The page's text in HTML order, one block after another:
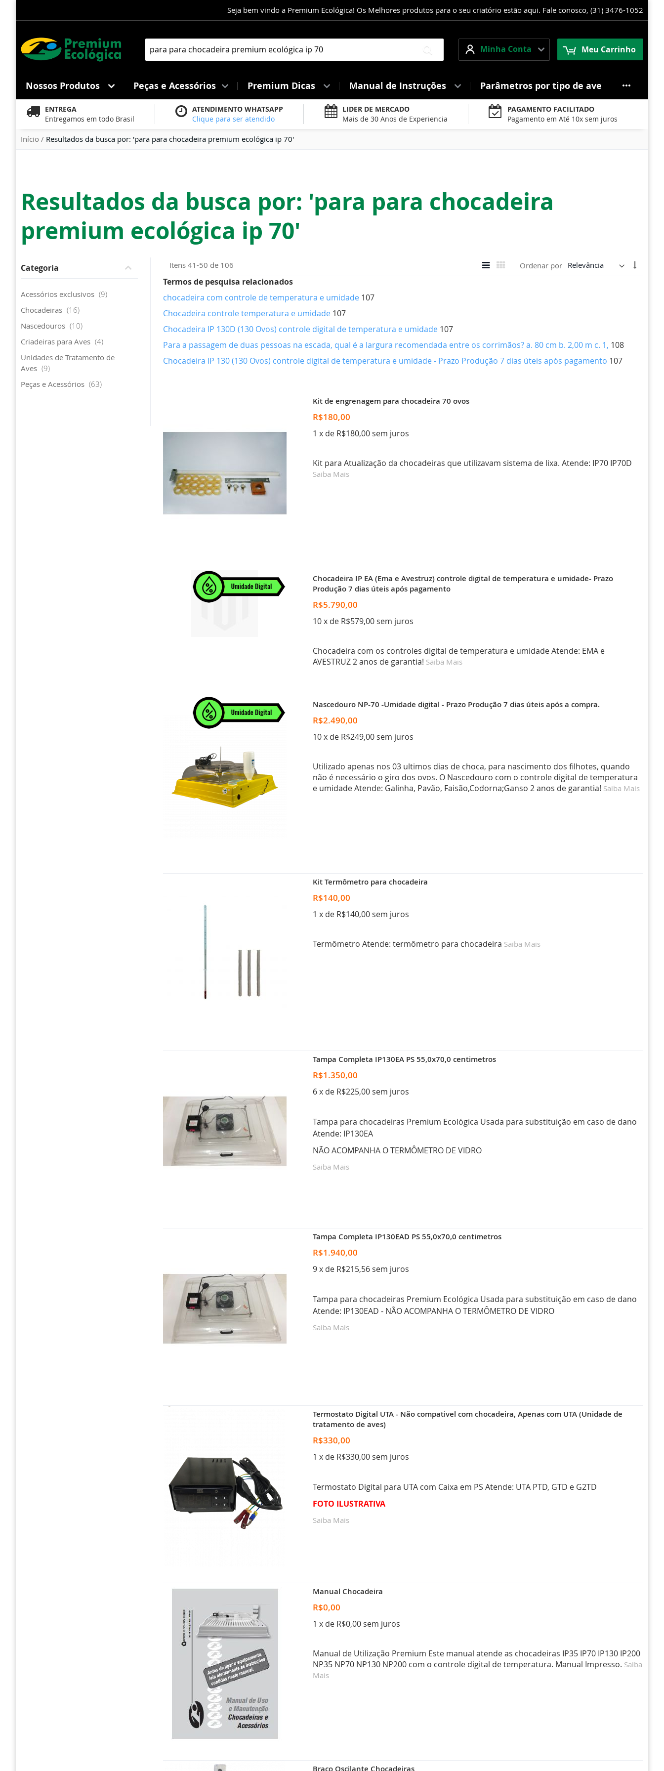
para
conteúdo
Seja bem vindo a Premium Ecológica! Os Melhores produtos para o seu criatório estão aqui. Fale conosco, (31) 3476-1052
Meu Carrinho
Minha
Conta
Minha Conta
Pesquisa
Pesquisa
Nossos Produtos Peças e Acessórios Premium Dicas Manual de Instruções Parâmetros por tipo de ave
ENTREGA
Entregamos em todo Brasil
ATENDIMENTO WHATSAPP
Clique para ser atendido
LIDER DE MERCADO
Mais de 30 Anos de Experiencia
PAGAMENTO FACILITADO
Pagamento em Até 10x sem juros
Início Resultados da busca por: 'para para chocadeira premium ecológica ip 70'
Resultados da busca por: 'para para chocadeira
premium ecológica ip 70'
Ver
ListaGrade
Itens 41-50 de 106 Ordenar por
Termos de pesquisa relacionados
chocadeira com controle de temperatura e umidade 107
Chocadeira controle temperatura e umidade 107
Chocadeira IP 130D (130 Ovos) controle digital de temperatura e umidade 107
Para a passagem de duas pessoas na escada, qual é a largura recomendada entre os corrimãos? a. 80 cm b. 2,00 m c. 1, 108
Chocadeira IP 130 (130 Ovos) controle digital de temperatura e umidade - Prazo Produção 7 dias úteis após pagamento 107
Kit de engrenagem para chocadeira 70 ovos
R$180,00
1 x de R$180,00 sem juros
Kit para Atualização da chocadeiras que utilizavam sistema de lixa. Atende: IP70 IP70D
Saiba Mais
Chocadeira IP EA (Ema e Avestruz) controle digital de temperatura e umidade- Prazo
Produção 7 dias úteis após pagamento
R$5.790,00
10 x de R$579,00 sem juros
Chocadeira com os controles digital de temperatura e umidade Atende: EMA e
AVESTRUZ 2 anos de garantia! Saiba Mais
Nascedouro NP-70 -Umidade digital - Prazo Produção 7 dias úteis após a compra.
R$2.490,00
10 x de R$249,00 sem juros
Utilizado apenas nos 03 ultimos dias de choca, para nascimento dos filhotes, quando
não é necessário o giro dos ovos. O Nascedouro com o controle digital de temperatura
e umidade Atende: Galinha, Pavão, Faisão,Codorna;Ganso 2 anos de garantia! Saiba Mais
Kit Termômetro para chocadeira
R$140,00
1 x de R$140,00 sem juros
Termômetro Atende: termômetro para chocadeira Saiba Mais
Tampa Completa IP130EA PS 55,0x70,0 centimetros
R$1.350,00
6 x de R$225,00 sem juros
Tampa para chocadeiras Premium Ecológica Usada para substituição em caso de dano
Atende: IP130EA
NÃO ACOMPANHA O TERMÔMETRO DE VIDRO
Saiba Mais
Tampa Completa IP130EAD PS 55,0x70,0 centimetros
R$1.940,00
9 x de R$215,56 sem juros
Tampa para chocadeiras Premium Ecológica Usada para substituição em caso de dano
Atende: IP130EAD - NÃO ACOMPANHA O TERMÔMETRO DE VIDRO
Saiba Mais
Termostato Digital UTA - Não compativel com chocadeira, Apenas com UTA (Unidade de
tratamento de aves)
R$330,00
1 x de R$330,00 sem juros
Termostato Digital para UTA com Caixa em PS Atende: UTA PTD, GTD e G2TD
FOTO ILUSTRATIVA
Saiba Mais
Manual Chocadeira
R$0,00
1 x de R$0,00 sem juros
Manual de Utilização Premium Este manual atende as chocadeiras IP35 IP70 IP130 IP200
NP35 NP70 NP130 NP200 com o controle digital de temperatura. Manual Impresso. Saiba
Mais
Braço Oscilante Chocadeiras
Categoria
Acessórios exclusivos 9artigo
Chocadeiras
16artigo
Nascedouros
10artigo
Criadeiras para Aves
4artigo
Unidades de Tratamento de
Aves
9artigo
Peças e Acessórios
63artigo